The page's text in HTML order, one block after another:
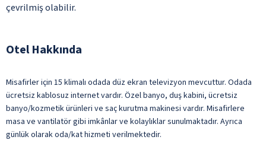
çevrilmiş olabilir.
Otel Hakkında
Misafirler için 15 klimalı odada düz ekran televizyon mevcuttur. Odada
ücretsiz kablosuz internet vardır. Özel banyo, duş kabini, ücretsiz
banyo/kozmetik ürünleri ve saç kurutma makinesi vardır. Misafirlere
masa ve vantilatör gibi imkânlar ve kolaylıklar sunulmaktadır. Ayrıca
günlük olarak oda/kat hizmeti verilmektedir.